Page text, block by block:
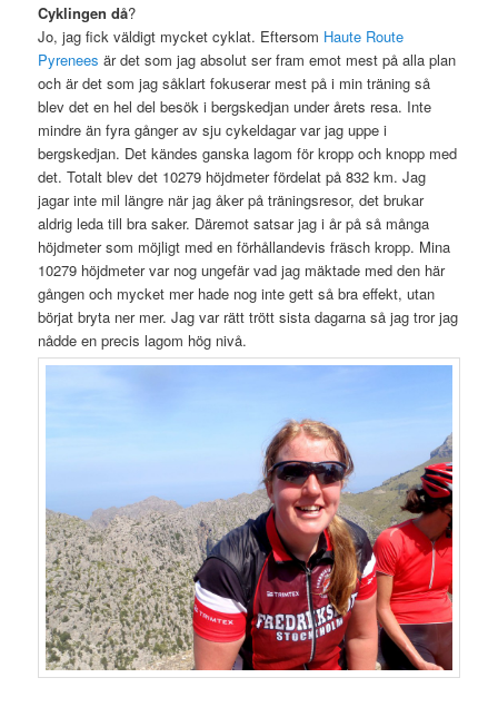
Cyklingen då?
Jo, jag fick väldigt mycket cyklat. Eftersom Haute Route
Pyreneesär det som jag absolut ser fram emot mest på alla plan
och är det som jag såklart fokuserar mest på i min träning så
blev det en hel del besök i bergskedjan under årets resa. Inte
mindre än fyra gånger av sju cykeldagar var jag uppe i
bergskedjan. Det kändes ganska lagom för kropp och knopp med
det. Totalt blev det 10279 höjdmeter fördelat på 832 km. Jag
jagar inte mil längre när jag åker på träningsresor, det brukar
aldrig leda till bra saker. Däremot satsar jag i år på så många
höjdmeter som möjligt med en förhållandevis fräsch kropp. Mina
10279 höjdmeter var nog ungefär vad jag mäktade med den här
gången och mycket mer hade nog inte gett så bra effekt, utan
börjat bryta ner mer. Jag var rätt trött sista dagarna så jag tror jag
nådde en precis lagom hög nivå.